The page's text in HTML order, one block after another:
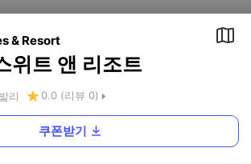
& Resort
위트 앤 리조트
발리 0.0 (리뷰 0)
쿠폰받기